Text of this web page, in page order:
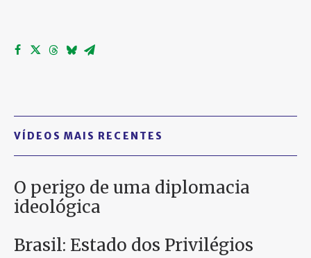
VÍDEOS MAIS RECENTES
O perigo de uma diplomacia
ideológica
Brasil: Estado dos Privilégios